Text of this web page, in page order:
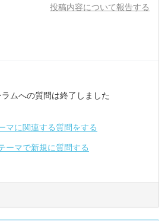
投稿内容について報告する
ムへの質問は終了しました
マに関連する質問をする
ーマで新規に質問する